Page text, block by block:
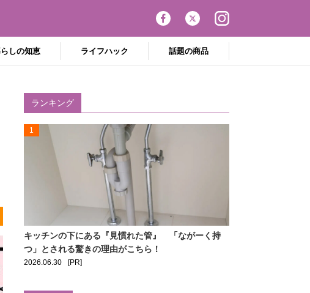
しの知恵 ライフハック 話題の商品
ランキング
1
キッチンの下にある『見慣れた管』 「ながーく持
つ」とされる驚きの理由がこちら！
2026.06.30 [PR]